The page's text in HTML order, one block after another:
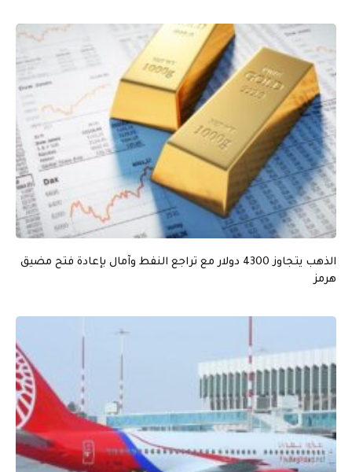
الذهب يتجاوز 4300 دولار مع تراجع النفط وآمال بإعادة فتح مضيق
هرمز